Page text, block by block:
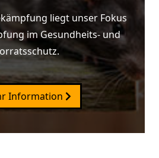
liegt unser Fokus
im Gesundheits- und
Information